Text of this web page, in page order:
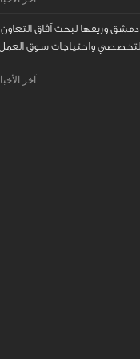
وريفها لبحث آفاق التعاون
واحتياجات سوق
آخر